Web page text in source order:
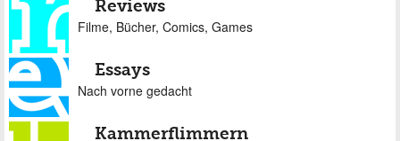
Reviews
Filme, Bücher, Comics, Games
Essays
Nach vorne gedacht
Kammerflimmern